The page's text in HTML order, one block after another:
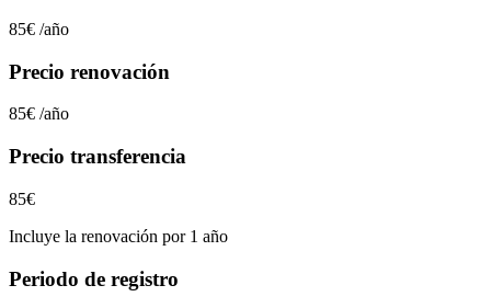
85€ /año
Precio renovación
85€ /año
Precio transferencia
85€
Incluye la renovación por 1 año
Periodo de registro